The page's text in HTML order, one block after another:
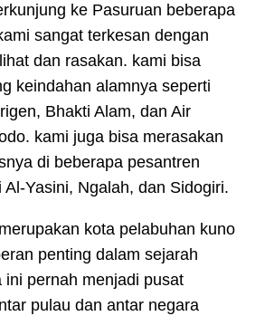
ke Pasuruan beberapa
sangat terkesan dengan
dan rasakan. kami bisa
keindahan alamnya seperti
Bhakti Alam, dan Air
kami juga bisa merasakan
di beberapa pesantren
Yasini, Ngalah, dan Sidogiri.
kota pelabuhan kuno
penting dalam sejarah
ini pernah menjadi pusat
pulau dan antar negara